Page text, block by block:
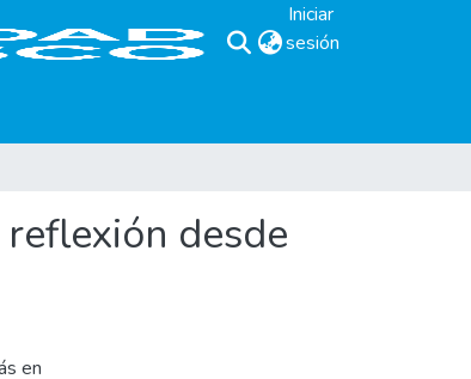
Iniciar
sesión
desde
en